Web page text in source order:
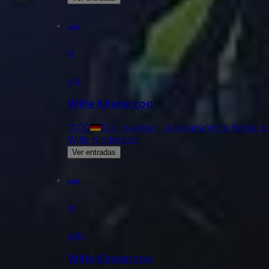
ago
21
vie.
Wille Kinderzoo
11:00 Dürrwangen, AlemaniaWille
Wille Kinderzoo
Ver entradas
ago
22
sáb.
Wille Kinderzoo